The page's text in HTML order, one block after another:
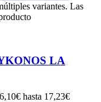
variantes. Las
LA
hasta 17,23€